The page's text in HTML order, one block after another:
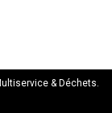
& Déchets.